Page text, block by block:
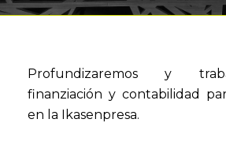
Profundizaremos y
finanziación y contabilidad
en la Ikasenpresa.